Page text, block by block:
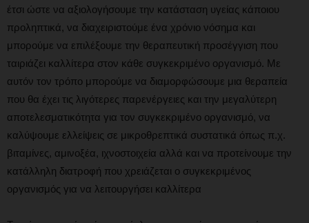
έτσι ώστε να αξιολογήσουμε την κατάσταση υγείας κάποιου
προληπτικά, να διαχειριστούμε ένα χρόνιο νόσημα και
μπορούμε να επιλέξουμε την θεραπευτική προσέγγιση που
ταιριάζει καλλίτερα στον κάθε συγκεκριμένο οργανισμό. Με
αυτόν τον τρόπο μπορούμε να διαμορφώσουμε μια θεραπεία
που θα έχει τις λιγότερες παρενέργειες και την μεγαλύτερη
αποτελεσματικότητα για τον συγκεκριμένο οργανισμό, να
καλύψουμε ελλείψεις σε μικροθρεπτικά συστατικά όπως π.χ.
βιταμίνες, αμινοξέα, ιχνοστοιχεία αλλά και να προτείνουμε την
κατάλληλη διατροφή που χρειάζεται ο συγκεκριμένος
οργανισμός για να λειτουργήσει καλλίτερα